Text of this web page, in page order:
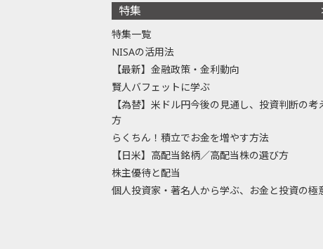
特集
特集一覧
NISAの活用法
【最新】金融政策・金利動向
賢人バフェットに学ぶ
【為替】米ドル円今後の見通し、投資判断の考
方
らくちん！積立でお金を増やす方法
【日米】高配当銘柄／高配当株の選び方
株主優待と配当
個人投資家・著名人から学ぶ、お金と投資の極